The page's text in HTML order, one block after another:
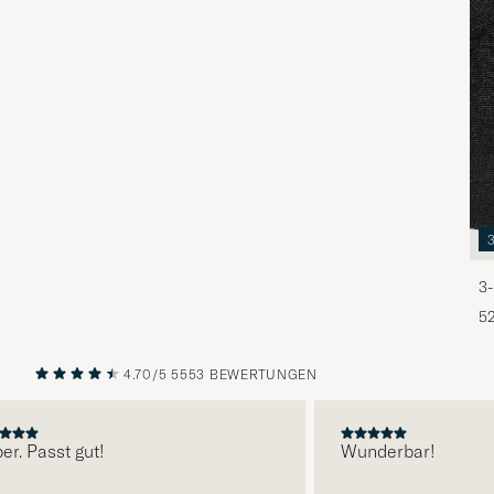
VORHERIGE
4.70/5 5553 BEWERTUNGEN
gut! Wunderbar!